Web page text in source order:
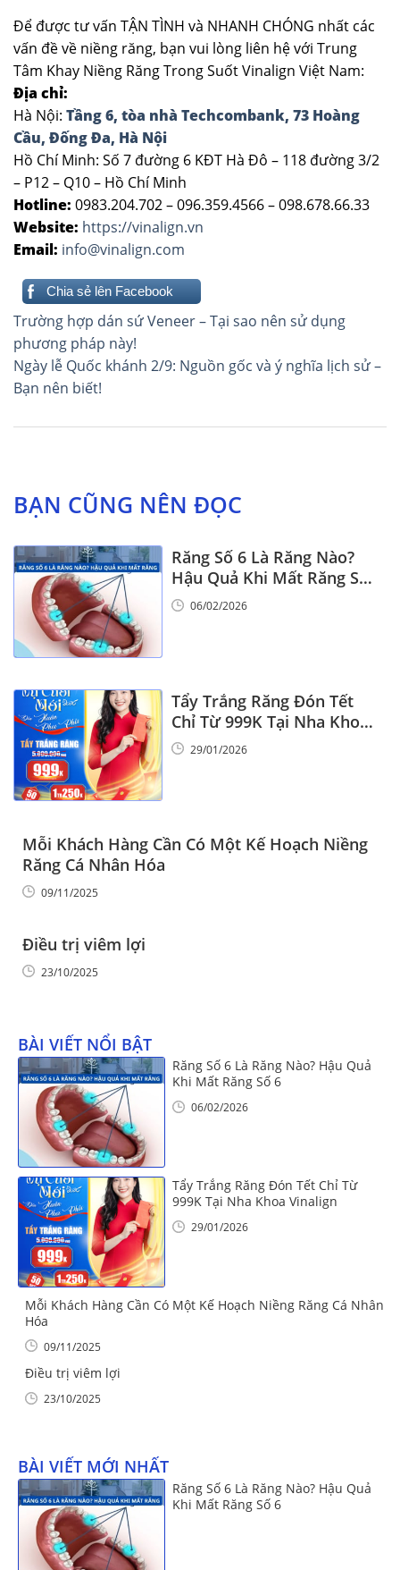
Để được tư vấn TẬN TÌNH và NHANH CHÓNG nhất các
vấn đề về niềng răng, bạn vui lòng liên hệ với Trung
Tâm Khay Niềng Răng Trong Suốt Vinalign Việt Nam:
Địa chỉ:
Hà Nội: Tầng 6, tòa nhà Techcombank, 73 Hoàng
Cầu, Đống Đa, Hà Nội
Hồ Chí Minh: Số 7 đường 6 KĐT Hà Đô – 118 đường 3/2
– P12 – Q10 – Hồ Chí Minh
Hotline: 0983.204.702 – 096.359.4566 – 098.678.66.33
Website: https://vinalign.vn
Email: info@vinalign.com
Chia sẻ lên Facebook
Điều
hướng
bài
viết
Trường hợp dán sứ Veneer – Tại sao nên sử dụng
phương pháp này!
Ngày lễ Quốc khánh 2/9: Nguồn gốc và ý nghĩa lịch sử –
Bạn nên biết!
BẠN CŨNG NÊN ĐỌC
Răng Số 6 Là Răng Nào?
Hậu Quả Khi Mất Răng Số
6
06/02/2026
Tẩy Trắng Răng Đón Tết
Chỉ Từ 999K Tại Nha Khoa
Vinalign
29/01/2026
Mỗi Khách Hàng Cần Có Một Kế Hoạch Niềng
Răng Cá Nhân Hóa
09/11/2025
Điều trị viêm lợi
23/10/2025
BÀI VIẾT NỔI BẬT
Răng Số 6 Là Răng Nào? Hậu Quả
Khi Mất Răng Số 6
06/02/2026
Tẩy Trắng Răng Đón Tết Chỉ Từ
999K Tại Nha Khoa Vinalign
29/01/2026
Mỗi Khách Hàng Cần Có Một Kế Hoạch Niềng Răng Cá Nhân
Hóa
09/11/2025
Điều trị viêm lợi
23/10/2025
BÀI VIẾT MỚI NHẤT
Răng Số 6 Là Răng Nào? Hậu Quả
Khi Mất Răng Số 6